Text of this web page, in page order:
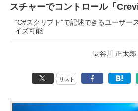
スチャーでコントロール「
“C#スクリプト”で記述できるユーザー
イズ可能
長谷川 正太郎
リスト